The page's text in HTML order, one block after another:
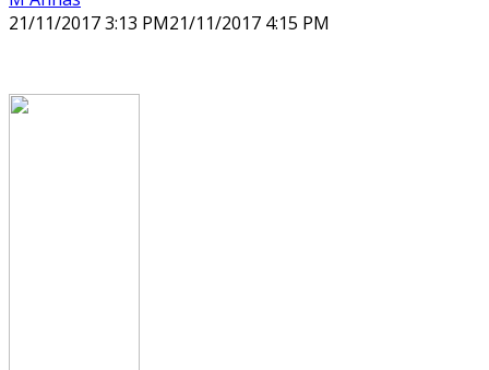
21/11/2017 3:13 PM21/11/2017 4:15 PM